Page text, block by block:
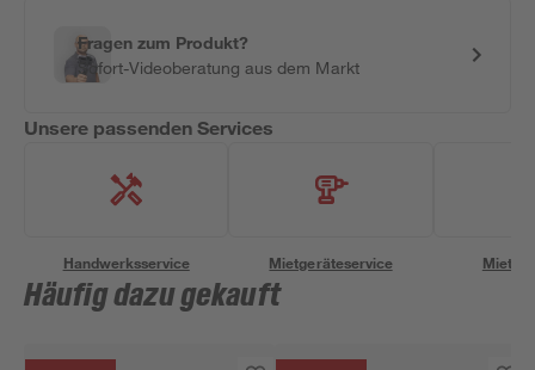
Fragen zum Produkt?
Sofort-Videoberatung aus dem Markt
Unsere passenden Services
Handwerksservice Mietgeräteservice
Häufig dazu gekauft